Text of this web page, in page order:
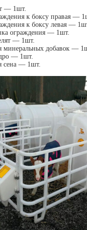
— 1шт.
к боксу правая —
к боксу левая —
ограждения — 1шт.
— 1шт.
минеральных добавок —
— 1шт.
сена — 1шт.